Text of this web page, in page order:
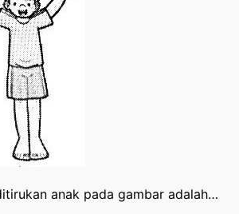
anak pada gambar adalah…